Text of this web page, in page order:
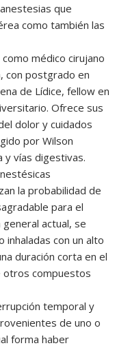
que
como también las
médico cirujano
con postgrado en
de Lídice, fellow en
Ofrece sus
dolor y cuidados
por Wilson
y vías digestivas.
la probabilidad de
para el
general actual, se
inhaladas con un alto
duración corta en el
otros compuestos
temporal y
de uno o
forma haber